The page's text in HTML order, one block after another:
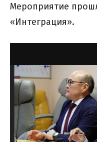
Мероприятие
«Интеграция».